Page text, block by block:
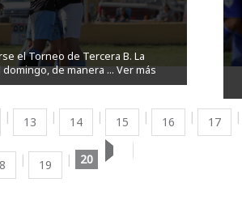
el Torneo de Tercera B. La
de manera ... Ver más
13 14 15 16 17
19 20